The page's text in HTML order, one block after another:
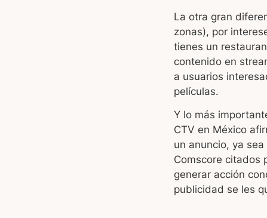
La otra gran
zonas), por
tienes un
contenido en
a usuarios
películas.
Y lo más
CTV en México
un anuncio, ya
Comscore citados
generar acción
publicidad se les